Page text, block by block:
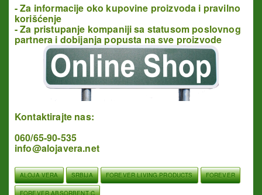
- Za informacije oko kupovine proizvoda i pravilno
korišćenje
- Za pristupanje kompaniji sa statusom poslovnog
partnera i dobijanja popusta na sve proizvode
Kontaktirajte nas:
060/65-90-535
info@alojavera.net
ALOJA VERA SRBIJA FOREVER LIVING PRODUCTS FOREVER
FOREVER ABSORBENT C